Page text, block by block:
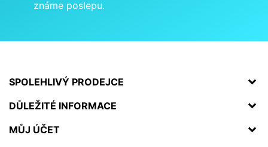
známe poslepu.
SPOLEHLIVÝ PRODEJCE
DŮLEŽITÉ INFORMACE
MŮJ ÚČET